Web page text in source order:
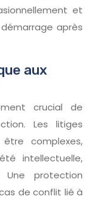
et
après
aux
crucial de
Les litiges
complexes,
intellectuelle,
Une protection
de conflit lié à